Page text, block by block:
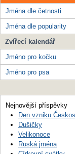
Jména dle četnosti
Jména dle popularity
Zvířecí kalendář
Jméno pro kočku
Jméno pro psa
Nejnovější příspěvky
Den vzniku
Dušičky
Velikonoce
Ruská jména